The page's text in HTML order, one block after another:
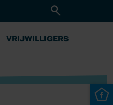
VRIJWILLIGERS